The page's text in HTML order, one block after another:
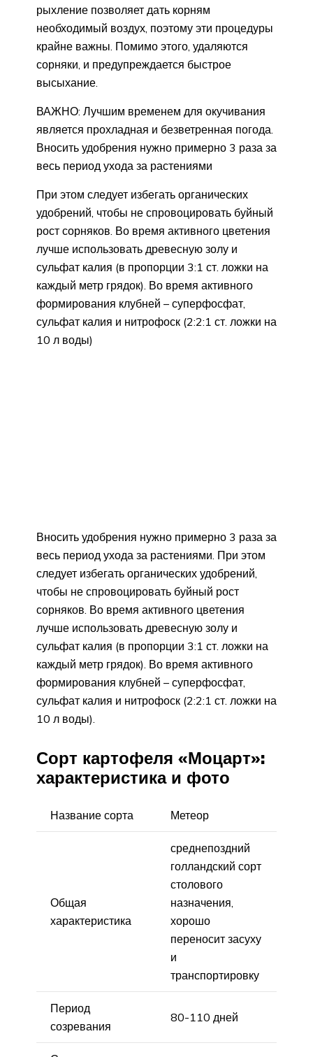
рыхление позволяет дать корням
необходимый воздух, поэтому эти процедуры
крайне важны. Помимо этого, удаляются
сорняки, и предупреждается быстрое
высыхание.
ВАЖНО: Лучшим временем для окучивания
является прохладная и безветренная погода.
Вносить удобрения нужно примерно 3 раза за
весь период ухода за растениями
При этом следует избегать органических
удобрений, чтобы не спровоцировать буйный
рост сорняков. Во время активного цветения
лучше использовать древесную золу и
сульфат калия (в пропорции 3:1 ст. ложки на
каждый метр грядок). Во время активного
формирования клубней – суперфосфат,
сульфат калия и нитрофоск (2:2:1 ст. ложки на
10 л воды)
Вносить удобрения нужно примерно 3 раза за
весь период ухода за растениями. При этом
следует избегать органических удобрений,
чтобы не спровоцировать буйный рост
сорняков. Во время активного цветения
лучше использовать древесную золу и
сульфат калия (в пропорции 3:1 ст. ложки на
каждый метр грядок). Во время активного
формирования клубней – суперфосфат,
сульфат калия и нитрофоск (2:2:1 ст. ложки на
10 л воды).
Сорт картофеля «Моцарт»:
характеристика и фото
Название сорта Метеор
Общая
характеристика
среднепоздний
голландский сорт
столового
назначения,
хорошо
переносит засуху
и
транспортировку
Период
созревания
80-110 дней